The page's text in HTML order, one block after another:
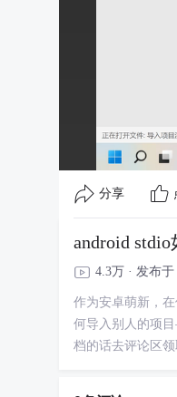
分享
android
4.3万 · 发布于
作为安卓萌新，
何导入别人的项
档的话去评论区领